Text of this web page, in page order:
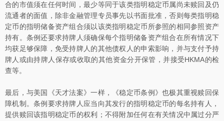
合的市值须在任何时间，最少等同于该类指明稳定币属尚未赎回及仍
流通者的面值，除非金融管理专员事先以书面批准，否则每类指明稳
定币的指明储备资产组合须以该类指明稳定币所参照的相同参照资产
持有。条例还要求持牌人须确保每个指明储备资产组合在所有情况下
均获足够保障，免受持牌人的其他债权人的申索影响，并与支付予持
牌人或由持牌人保存或收取的其他资金分开保管，并接受HKMA的检
查等。
最后，与美国《天才法案》一样，《稳定币条例》也极其重视赎回保
障机制。条例要求持牌人应当向其发行的指明稳定币的每名持有人，
提供赎回该指明稳定币的权利；不得附加任何在有关情况中属过分严